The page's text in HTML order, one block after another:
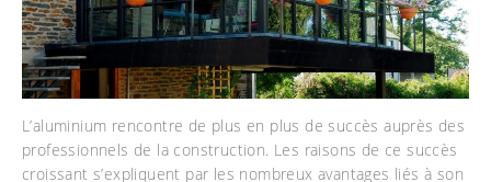
L’aluminium rencontre de plus en plus de succès auprès des
professionnels de la construction. Les raisons de ce succès
croissant s’expliquent par les nombreux avantages liés à son